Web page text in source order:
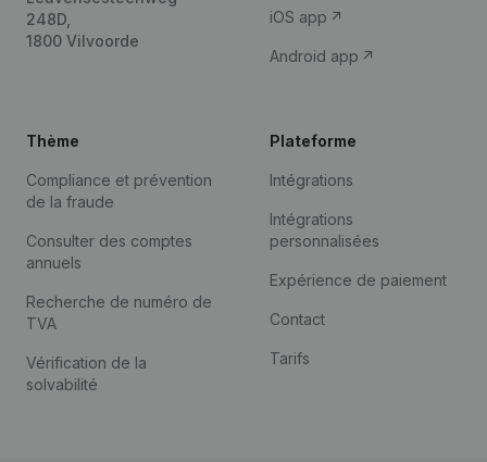
248D,
1800 Vilvoorde
iOS app
Android app
Thème
Compliance et prévention
de la fraude
Consulter des comptes
annuels
Recherche de numéro de
TVA
Vérification de la
solvabilité
Plateforme
Intégrations
Intégrations
personnalisées
Expérience de paiement
Contact
Tarifs